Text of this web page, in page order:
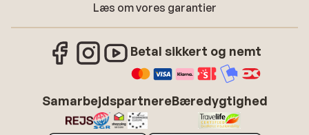
Læs om vores garantier
Betal sikkert og nemt
SamarbejdspartnereBæredygtighed